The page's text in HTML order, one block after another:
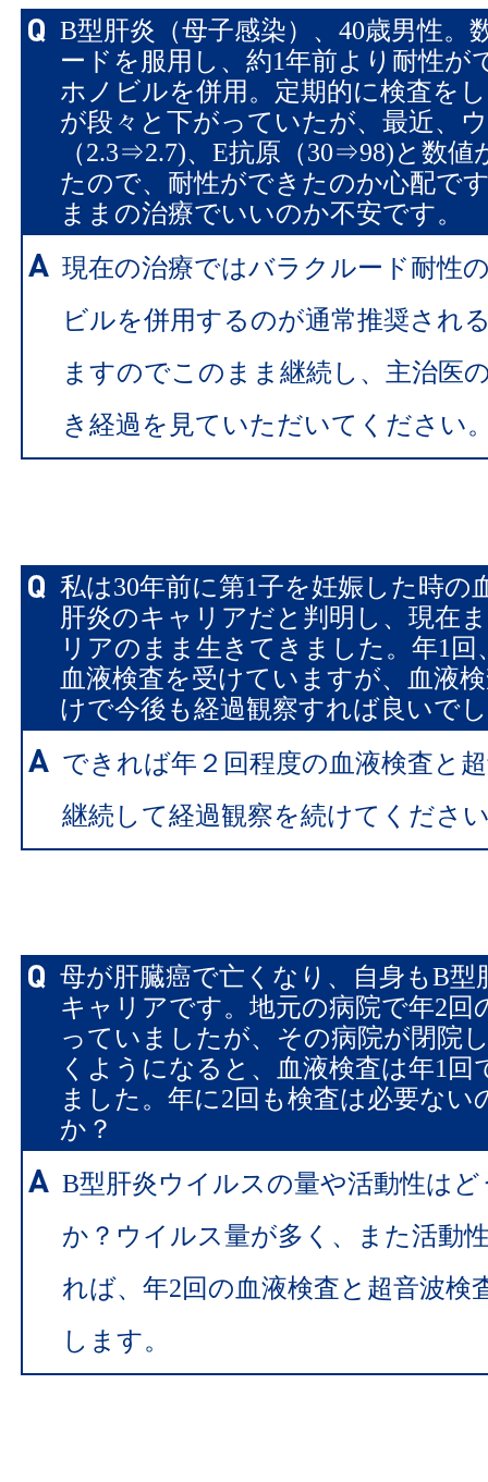
B型肝炎（母子感染）、40歳男性。
ードを服用し、約1年前より耐性が
ホノビルを併用。定期的に検査を
が段々と下がっていたが、最近、
（2.3⇒2.7)、E抗原（30⇒98)と数値
たので、耐性ができたのか心配で
ままの治療でいいのか不安です。
現在の治療ではバラクルード耐性
ビルを併用するのが通常推奨され
ますのでこのまま継続し、主治医
き経過を見ていただいてください
私は30年前に第1子を妊娠した時の
肝炎のキャリアだと判明し、現在
リアのまま生きてきました。年1回
血液検査を受けていますが、血液
けで今後も経過観察すれば良いで
できれば年２回程度の血液検査と
継続して経過観察を続けてくださ
母が肝臓癌で亡くなり、自身もB型
キャリアです。地元の病院で年2回
っていましたが、その病院が閉院
くようになると、血液検査は年1回
ました。年に2回も検査は必要ない
か？
B型肝炎ウイルスの量や活動性は
か？ウイルス量が多く、また活動
れば、年2回の血液検査と超音波検
します。